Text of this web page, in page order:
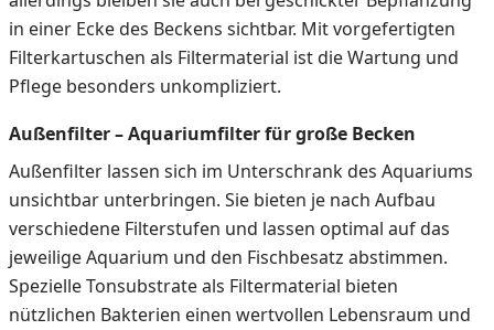
in einer Ecke des Beckens sichtbar. Mit vorgefertigten
Filterkartuschen als Filtermaterial ist die Wartung und
Pflege besonders unkompliziert.
Außenfilter – Aquariumfilter für große Becken
Außenfilter lassen sich im Unterschrank des Aquariums
unsichtbar unterbringen. Sie bieten je nach Aufbau
verschiedene Filterstufen und lassen optimal auf das
jeweilige Aquarium und den Fischbesatz abstimmen.
Spezielle Tonsubstrate als Filtermaterial bieten
nützlichen Bakterien einen wertvollen Lebensraum und